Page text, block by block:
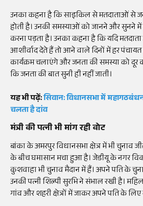
उनका कहना है कि साइकिल से मतदाताओं से
होती है। उनकी समस्याओं को जानने और सुनने
करना पड़ता है। उनका कहना है कि यदि
आशीर्वाद देते हैं तो आने वाले दिनों में हर
कार्यक्रम चलाएंगे और जनता की समस्या को
कि जनता की बात सुनी ही नहीं जाती।
यह भी पढ़ें:सिवान: विधानसभा में
चलता है दांव
मंत्री की पत्नी भी मांग रही वोट
बांका के अमरपुर विधानसभा क्षेत्र में भी चुनाव
के बीच घमासान मचा हुआ है। जेडीयू के नगर
कुशवाहा भी चुनाव मैदान में हैं। अपने पति के
उनकी पत्नी शिल्पी सुरभि ने संभाल रखी है।
गांव और शहरी क्षेत्रों में जाकर अपने पति के लिए